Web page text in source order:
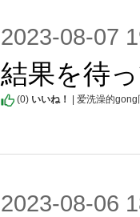
2023-08-07
結果を待
(0) いいね！ | 爱洗澡的
2023-08-06